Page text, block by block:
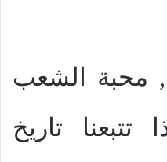
, محبة الشعب
تاريخ